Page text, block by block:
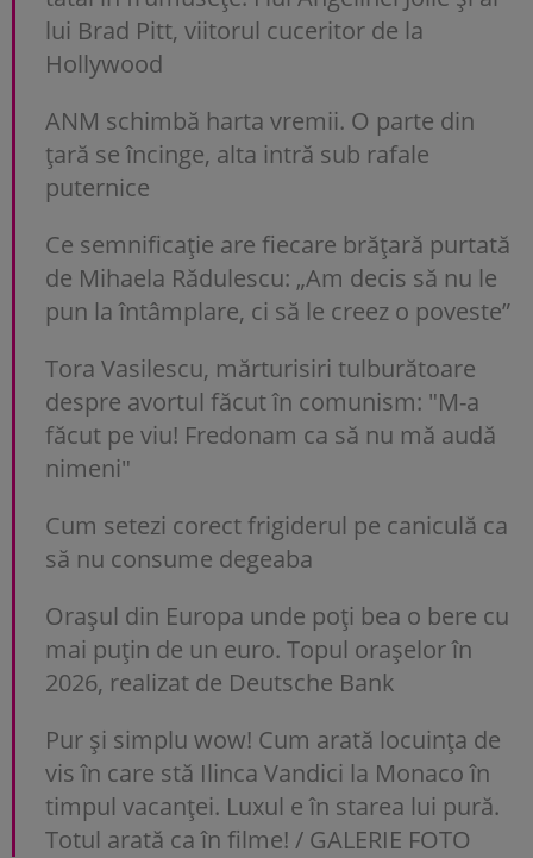
lui Brad Pitt, viitorul cuceritor de la
Hollywood
ANM schimbă harta vremii. O parte din
țară se încinge, alta intră sub rafale
puternice
Ce semnificație are fiecare brățară purtată
de Mihaela Rădulescu: „Am decis să nu le
pun la întâmplare, ci să le creez o poveste”
Tora Vasilescu, mărturisiri tulburătoare
despre avortul făcut în comunism: "M-a
făcut pe viu! Fredonam ca să nu mă audă
nimeni"
Cum setezi corect frigiderul pe caniculă ca
să nu consume degeaba
Orașul din Europa unde poți bea o bere cu
mai puțin de un euro. Topul orașelor în
2026, realizat de Deutsche Bank
Pur și simplu wow! Cum arată locuința de
vis în care stă Ilinca Vandici la Monaco în
timpul vacanței. Luxul e în starea lui pură.
Totul arată ca în filme! / GALERIE FOTO